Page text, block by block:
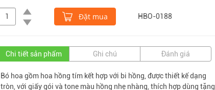
Đặt mua HBO-0188
Chi tiết sản phẩm Ghi chú Đánh giá
Bó hoa gồm hoa hồng tím kết hợp với bi hồng, được thiết kế dạng
tròn, với giấy gói và tone màu hồng nhẹ nhàng, thích hợp dùng tặng